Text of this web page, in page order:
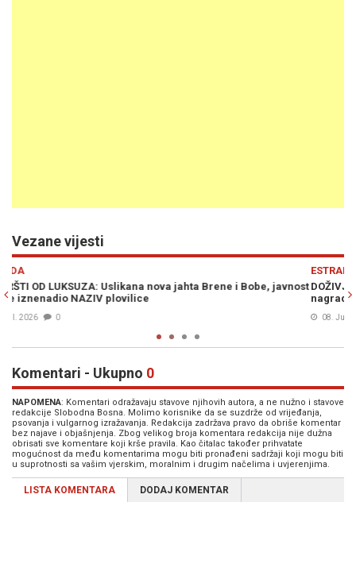
Vezane vijesti
ESTRADA
DOŽIVJELA DRAMU: Lepa Brena i Viktor molili za pomoć i nudili
nagradu, pa podijelili lijepe vijesti - "Hvala što ste se odazvali"
08. Jul. 2026
Komentari - Ukupno 0
NAPOMENA: Komentari odražavaju stavove njihovih autora, a ne nužno i stavove
redakcije Slobodna Bosna. Molimo korisnike da se suzdrže od vrijeđanja,
psovanja i vulgarnog izražavanja. Redakcija zadržava pravo da obriše komentar
bez najave i objašnjenja. Zbog velikog broja komentara redakcija nije dužna
obrisati sve komentare koji krše pravila. Kao čitalac također prihvatate
mogućnost da među komentarima mogu biti pronađeni sadržaji koji mogu biti
u suprotnosti sa vašim vjerskim, moralnim i drugim načelima i uvjerenjima.
LISTA KOMENTARA DODAJ KOMENTAR